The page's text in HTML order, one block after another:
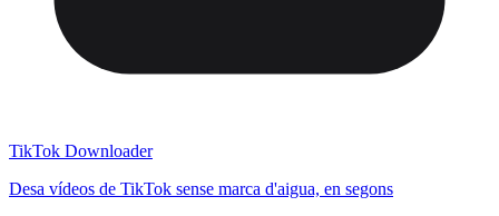
TikTok Downloader
Desa vídeos de TikTok sense marca d'aigua, en segons